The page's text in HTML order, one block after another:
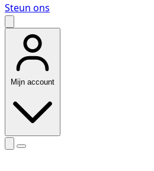
Steun ons
Mijn account